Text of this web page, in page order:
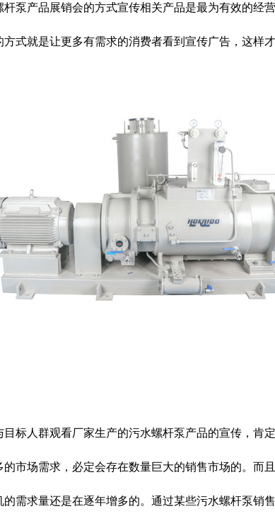
产品展销会的方式宣传相关产品是最为有效的经
式就是让更多有需求的消费者看到宣传广告，这样
人群观看厂家生产的污水螺杆泵产品的宣传，肯
市场需求，必定会存在数量巨大的销售市场的。而
需求量还是在逐年增多的。通过某些污水螺杆泵销